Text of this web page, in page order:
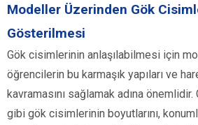
Modeller Üzerinden Gök
Gösterilmesi
Gök cisimlerinin anlaşılabilmesi için
öğrencilerin bu karmaşık yapıları ve
kavramasını sağlamak adına
gibi gök cisimlerinin boyutlarını,